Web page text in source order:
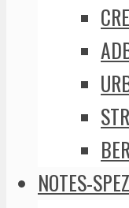
NOTES-